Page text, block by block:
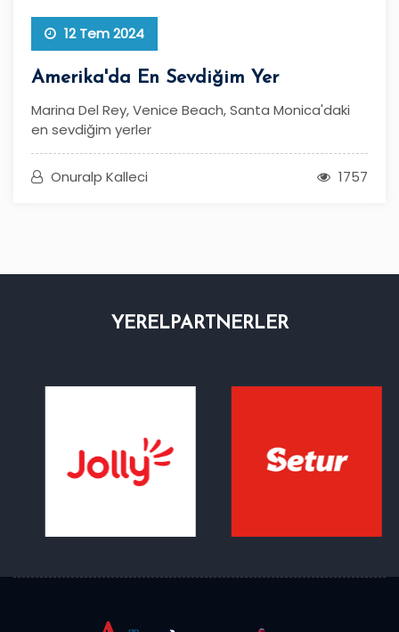
12 Tem 2024
Amerika'da En Sevdiğim Yer
Marina Del Rey, Venice Beach, Santa Monica'daki
en sevdiğim yerler
Onuralp Kalleci 1757
YERELPARTNERLER